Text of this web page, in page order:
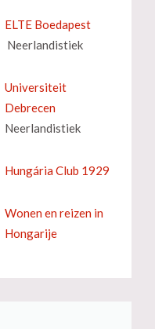
ELTE Boedapest
Neerlandistiek
Universiteit
Debrecen
Neerlandistiek
Hungária Club 1929
Wonen en reizen in
Hongarije